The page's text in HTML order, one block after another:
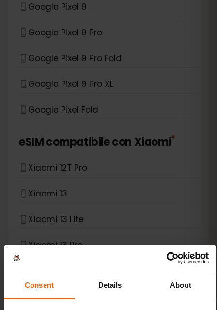
Consent Details About
Google Pixel 9
Google Pixel 9 Pro
Google Pixel 9 Pro Fold
Google Pixel 9 Pro XL
Google Pixel Fold
eSIM compatibile con Xiaomi*
Xiaomi 12T Pro
Xiaomi 13
Xiaomi 13 Lite
Xiaomi 13 Pro
Xiaomi 13T Pro
Xiaomi 14